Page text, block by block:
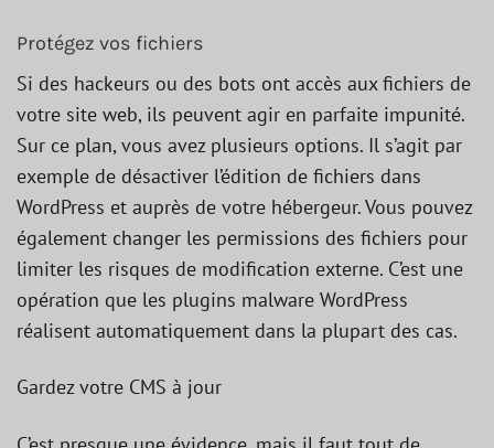
Protégez vos fichiers
Si des hackeurs ou des bots ont accès aux fichiers de
votre site web, ils peuvent agir en parfaite impunité.
Sur ce plan, vous avez plusieurs options. Il s’agit par
exemple de désactiver l’édition de fichiers dans
WordPress et auprès de votre hébergeur. Vous pouvez
également changer les permissions des fichiers pour
limiter les risques de modification externe. C’est une
opération que les plugins malware WordPress
réalisent automatiquement dans la plupart des cas.
Gardez votre CMS à jour